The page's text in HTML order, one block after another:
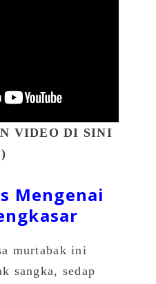
VIDEO DI SINI
Mengenai
murtabak ini
sangka, sedap